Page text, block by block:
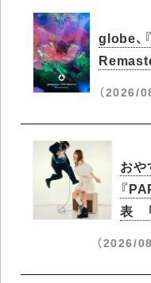
globe、
（2026/
おや
『
表
（2026/